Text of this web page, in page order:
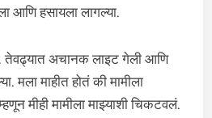
आणि हसायला लागल्या.
तेवढ्यात अचानक लाइट गेली आणि
मला माहीत होतं की मामीला
मीही मामीला माझ्याशी चिकटवलं.